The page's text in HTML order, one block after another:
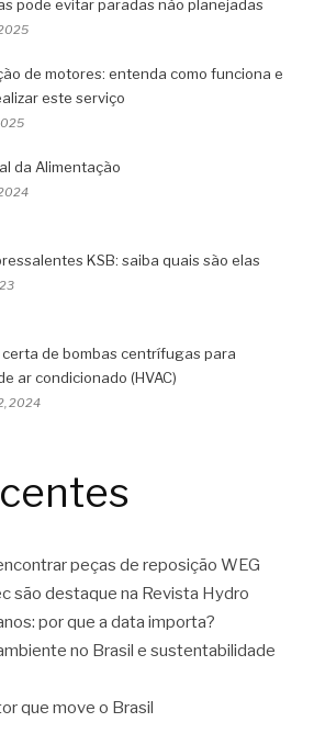
pode evitar paradas não planejadas
de motores: entenda como funciona e
este serviço
da Alimentação
KSB: saiba quais são elas
certa de bombas centrífugas para
ar condicionado (HVAC)
2024
peças de reposição WEG
são destaque na Revista Hydro
por que a data importa?
no Brasil e sustentabilidade
que move o Brasil